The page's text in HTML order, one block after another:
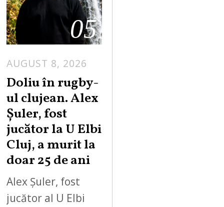
05
AUGUST 8, 2026
Doliu în rugby-
ul clujean. Alex
Șuler, fost
jucător la U Elbi
Cluj, a murit la
doar 25 de ani
Alex Șuler, fost
jucător al U Elbi